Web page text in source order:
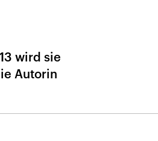
wird sie
Autorin